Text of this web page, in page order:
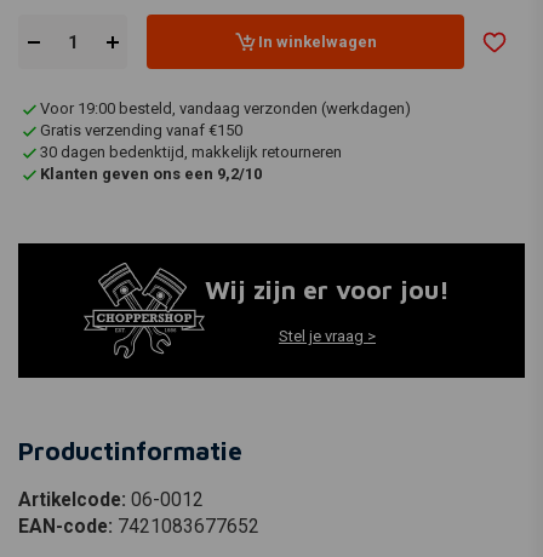
In winkelwagen
Voor 19:00 besteld, vandaag verzonden (werkdagen)
Gratis verzending vanaf €150
30 dagen bedenktijd, makkelijk retourneren
Klanten geven ons een 9,2/10
Wij zijn er voor jou!
Stel je vraag >
Productinformatie
Artikelcode: 06-0012
EAN-code: 7421083677652